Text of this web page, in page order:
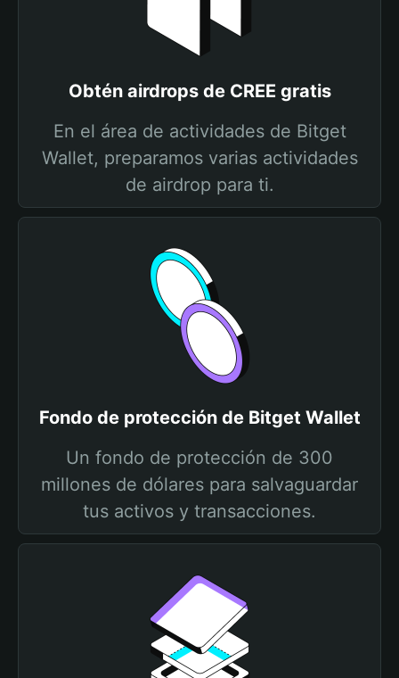
Obtén airdrops de CREE gratis
En el área de actividades de Bitget
Wallet, preparamos varias actividades
de airdrop para ti.
Fondo de protección de Bitget Wallet
Un fondo de protección de 300
millones de dólares para salvaguardar
tus activos y transacciones.